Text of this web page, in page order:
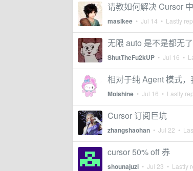
请教如何解决 Cursor
maslkee • Jul 14 • Lastly
无限 auto 是不是都无了
ShutTheFu2kUP • Jul 16 •
相对于纯 Agent 模式
Moishine • Jul 16 • Lastly
Cursor 订阅巨坑
zhangshaohan • Jul 22 •
cursor 50% off 券
shounajuzi • Jul 23 • Lastly